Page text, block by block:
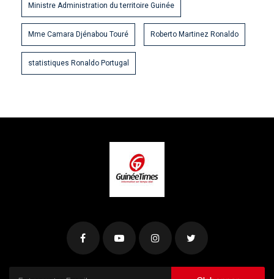
Ministre Administration du territoire Guinée
Mme Camara Djénabou Touré Roberto Martinez Ronaldo
statistiques Ronaldo Portugal